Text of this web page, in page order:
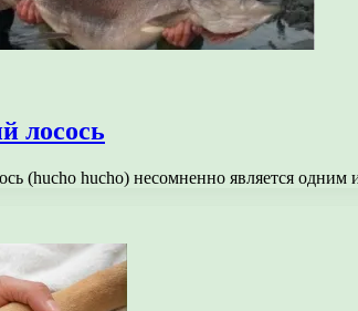
лосось
(hucho hucho) несомненно является